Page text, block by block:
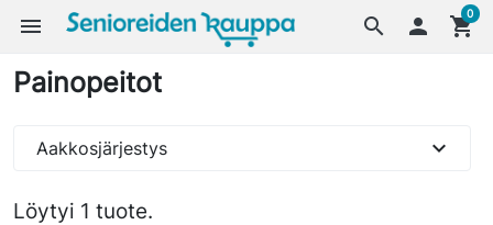
search
menu  shopping_cart
0
Painopeitot
Löytyi 1 tuote.
Aakkosjärjestys expand_more